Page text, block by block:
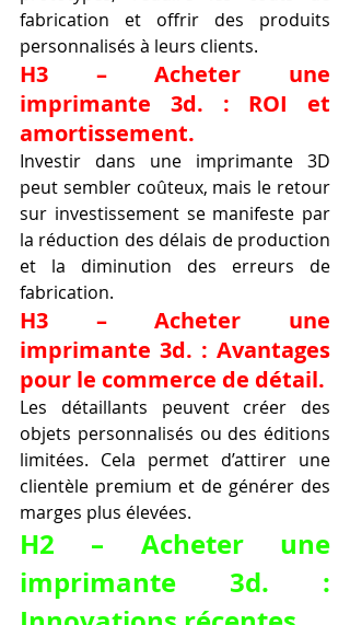
fabrication et offrir des produits
personnalisés à leurs clients.
H3 – Acheter une
imprimante 3d. : ROI et
amortissement.
Investir dans une imprimante 3D
peut sembler coûteux, mais le retour
sur investissement se manifeste par
la réduction des délais de production
et la diminution des erreurs de
fabrication.
H3 – Acheter une
imprimante 3d. : Avantages
pour le commerce de détail.
Les détaillants peuvent créer des
objets personnalisés ou des éditions
limitées. Cela permet d’attirer une
clientèle premium et de générer des
marges plus élevées.
H2 – Acheter une
imprimante 3d. :